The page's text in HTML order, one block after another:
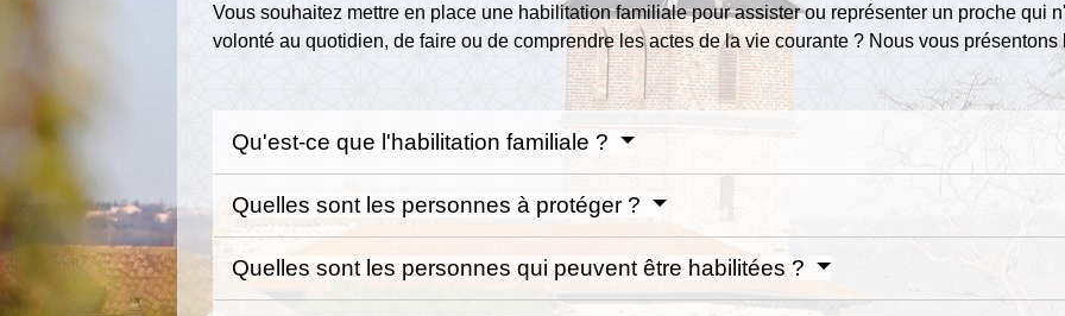
Vous souhaitez mettre en place une habilitation familiale pour assister ou représenter un proche qui
volonté au quotidien, de faire ou de comprendre les actes de la vie courante ? Nous vous
Qu'est-ce que l'habilitation familiale ?
Quelles sont les personnes à protéger ?
Quelles sont les personnes qui peuvent être habilitées ?